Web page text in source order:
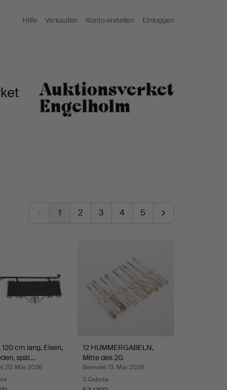
Hilfe Verkaufen Konto erstellen Einloggen
1 2 3 4 5
120 cm lang, Eisen,
spät…
20. Mär 2026
12 HUMMERGABELN,
Mitte des 20.
Jahrhundert…
Beendet 13. Mär 2026
3 Gebote